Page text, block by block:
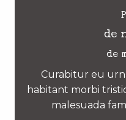
de
de
Curabitur eu
habitant morbi
malesuada